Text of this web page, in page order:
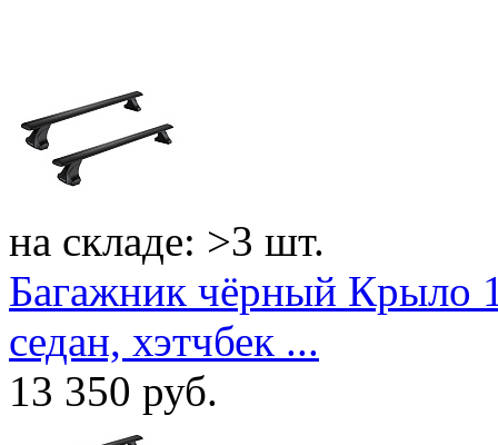
на складе: >3 шт.
Багажник чёрный Крыло
седан, хэтчбек ...
13 350 руб.